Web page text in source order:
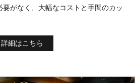
がなく、大幅なコストと手間のカッ
詳細はこちら